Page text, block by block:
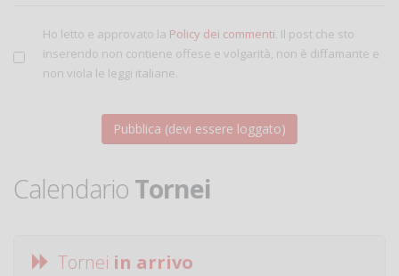
Ho letto e approvato la Policy dei commenti. Il post che sto
inserendo non contiene offese e volgarità, non è diffamante e
non viola le leggi italiane.
Calendario Tornei
Tornei in arrivo